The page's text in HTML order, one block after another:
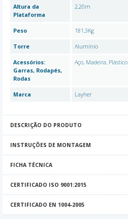
Altura da
Plataforma
2,20m
Peso 181,3Kg
Torre Alumínio
Acessórios:
Garras, Rodapés,
Rodas
Aço, Madeira, Plástico
Marca Layher
DESCRIÇÃO DO PRODUTO
INSTRUÇÕES DE MONTAGEM
FICHA TÉCNICA
CERTIFICADO ISO 9001:2015
CERTIFICADO EN 1004-2005